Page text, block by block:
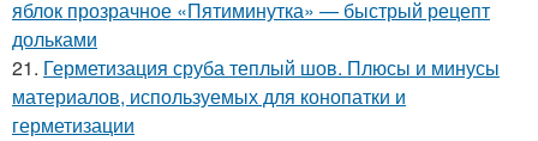
яблок прозрачное «Пятиминутка» — быстрый рецепт
дольками
21. Герметизация сруба теплый шов. Плюсы и минусы
материалов, используемых для конопатки и
герметизации